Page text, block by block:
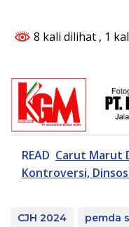
8 kali dilihat , 1
READ Carut Marut
Kontroversi,
CJH 2024
pemda